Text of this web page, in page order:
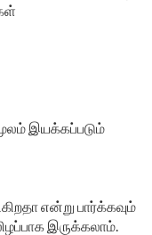
இயக்கப்படும்
என்று பார்க்கவும்
இருக்கலாம்.